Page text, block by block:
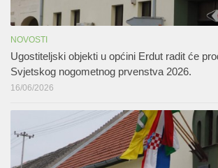
NOVOSTI
Ugostiteljski objekti u općini Erdut radit će
Svjetskog nogometnog prvenstva 2026.
16/06/2026